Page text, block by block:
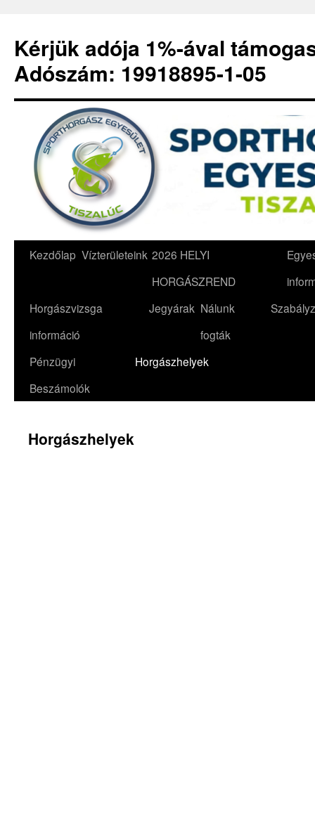
Kérjük adója 1%-ával
Adószám: 19918895-1-05
Kilépés
tartalomba
Kezdőlap Vízterületeink 2026 HELYI
HORGÁSZREND
Horgászvizsga
információ
Jegyárak Nálunk
fogták
Pénzügyi
Beszámolók
Horgászhelyek
Horgászhelyek